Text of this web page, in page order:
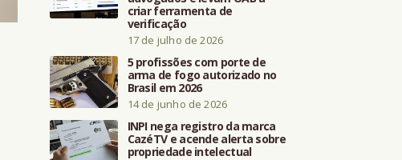
criar ferramenta de
verificação
17 de julho de 2026
5 profissões com porte de
arma de fogo autorizado no
Brasil em 2026
14 de junho de 2026
INPI nega registro da marca
CazéTV e acende alerta sobre
propriedade intelectual